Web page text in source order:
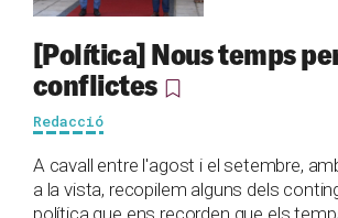
[Política] Nous temps
conflictes
Redacció
A cavall entre l'agost i el setembre,
a la vista, recopilem alguns dels